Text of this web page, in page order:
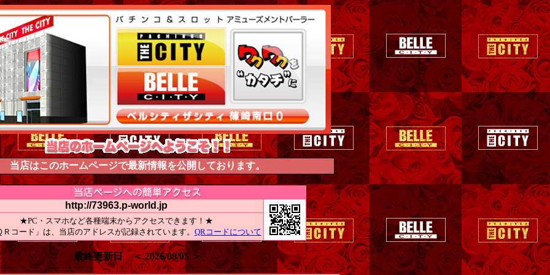
当店はこのホームページで最新情報を公開しております。
http://73963.p-world.jp
★PC・スマホなど各種端末からアクセスできます！★
Ｒコード」は、当店のアドレスが記録されています。 QRコードについて
最終更新日 ＜ 2026/08/05 ＞